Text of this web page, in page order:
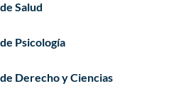
Salud
Psicología
Derecho y Ciencias